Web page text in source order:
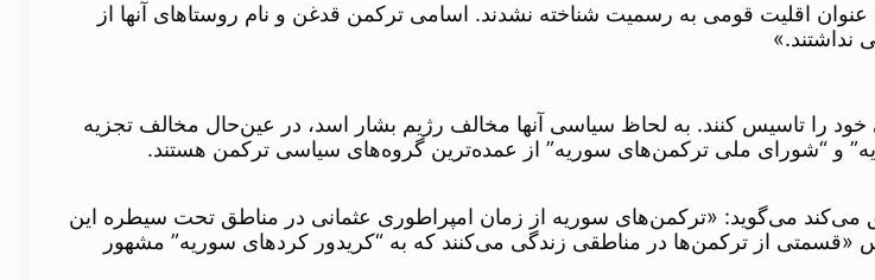
اقلیت قومی به رسمیت شناخته نشدند. اسامی ترکمن قدغن و نام روستاهای آنها از
نداشتند.»
را تاسیس کنند. به لحاظ سیاسی آنها مخالف رژیم بشار اسد، در عین‌حال مخالف تجزیه
و “شورای ملی ترکمن‌های سوریه” از عمده‌ترین گروه‌های سیاسی ترکمن هستند.
می‌کند می‌گوید: «ترکمن‌های سوریه از زمان امپراطوری عثمانی در مناطق تحت سیطره این
«قسمتی از ترکمن‌ها در مناطقی زندگی می‌کنند که به “کریدور کردهای سوریه” مشهور